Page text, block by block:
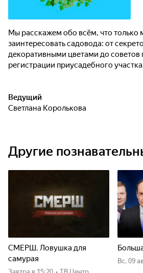
Мы расскажем обо всём, что только
заинтересовать садовода: от
декоративными цветами до советов
регистрации приусадебного
Ведущий
Светлана Королькова
Другие
СМЕРШ. Ловушка для
самурая
вс, 09